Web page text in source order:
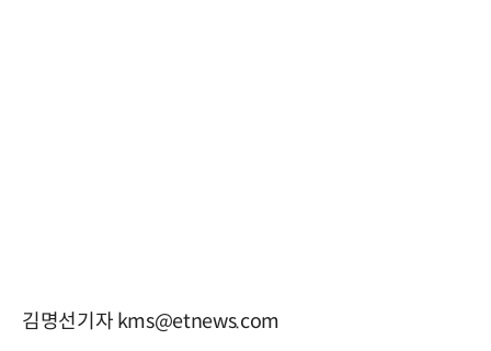
김명선기자 kms@etnews.com